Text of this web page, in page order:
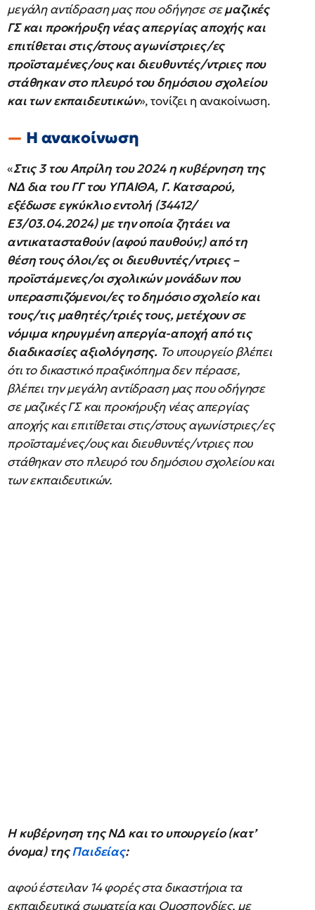
μεγάλη αντίδραση μας που οδήγησε σεμαζικές
ΓΣ και προκήρυξη νέας απεργίας αποχής και
επιτίθεται στις/στους αγωνίστριες/ες
προϊσταμένες/ους και διευθυντές/ντριες που
στάθηκαν στο πλευρό του δημόσιου σχολείου
και των εκπαιδευτικών», τονίζει η ανακοίνωση.
Η ανακοίνωση
«Στις 3 του Απρίλη του 2024 η κυβέρνηση της
ΝΔ δια του ΓΓ του ΥΠΑΙΘΑ, Γ. Κατσαρού,
εξέδωσε εγκύκλιο εντολή (34412/
Ε3/03.04.2024) με την οποία ζητάει να
αντικατασταθούν (αφού παυθούν;) από τη
θέση τους όλοι/ες οι διευθυντές/ντριες –
προϊστάμενες/οι σχολικών μονάδων που
υπερασπιζόμενοι/ες το δημόσιο σχολείο και
τους/τις μαθητές/τριές τους, μετέχουν σε
νόμιμα κηρυγμένη απεργία-αποχή από τις
διαδικασίες αξιολόγησης. Το υπουργείο βλέπει
ότι το δικαστικό πραξικόπημα δεν πέρασε,
βλέπει την μεγάλη αντίδραση μας που οδήγησε
σε μαζικές ΓΣ και προκήρυξη νέας απεργίας
αποχής και επιτίθεται στις/στους αγωνίστριες/ες
προϊσταμένες/ους και διευθυντές/ντριες που
στάθηκαν στο πλευρό του δημόσιου σχολείου και
των εκπαιδευτικών.
Η κυβέρνηση της ΝΔ και το υπουργείο (κατ’
όνομα) τηςΠαιδείας:
αφού έστειλαν 14 φορές στα δικαστήρια τα
εκπαιδευτικά σωματεία και Ομοσπονδίες, με